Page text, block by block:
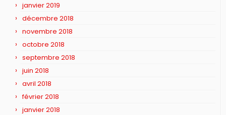
janvier 2019
décembre 2018
novembre 2018
octobre 2018
septembre 2018
juin 2018
avril 2018
février 2018
janvier 2018